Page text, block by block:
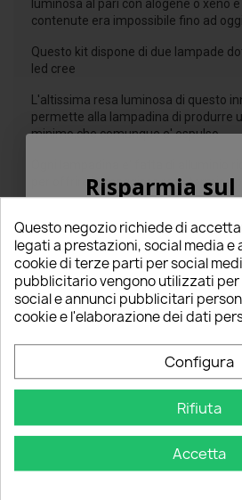
luminosa al pari con alogene o xeno
contenute era impossibile fino ad oggi
Questo kit dispone di due lampade
led cree
L'altissima resa luminosa di questo
permette alla lampadina di produrre
minimo,che comunque e' espulso
per offrire la maggiore resa termica
alimentazione diretta 12v o 24v,
Caratteristiche Tecniche
Commenti
Questo negozio richiede di
legati a prestazioni, social media
cookie di terze parti per social
pubblicitario vengono utilizzati
social e annunci pubblicitari
cookie e l'elaborazione dei dati
Configura
Rifiuta
Accetta
Risparmia
5% PER
Inserisci la tua email qui
5% DI SCONTOsul tuo
Nome
OTTIENI IL